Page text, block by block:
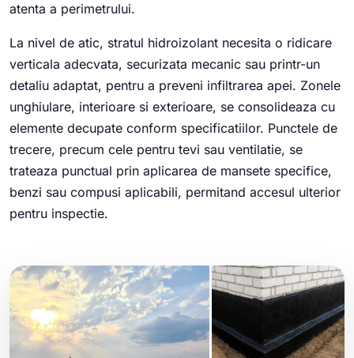
atenta a perimetrului.
La nivel de atic, stratul hidroizolant necesita o ridicare
verticala adecvata, securizata mecanic sau printr-un
detaliu adaptat, pentru a preveni infiltrarea apei. Zonele
unghiulare, interioare si exterioare, se consolideaza cu
elemente decupate conform specificatiilor. Punctele de
trecere, precum cele pentru tevi sau ventilatie, se
trateaza punctual prin aplicarea de mansete specifice,
benzi sau compusi aplicabili, permitand accesul ulterior
pentru inspectie.